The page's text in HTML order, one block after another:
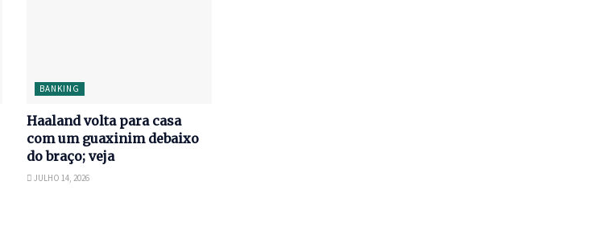
BANKING
Haaland volta para casa
com um guaxinim debaixo
do braço; veja
JULHO 14, 2026